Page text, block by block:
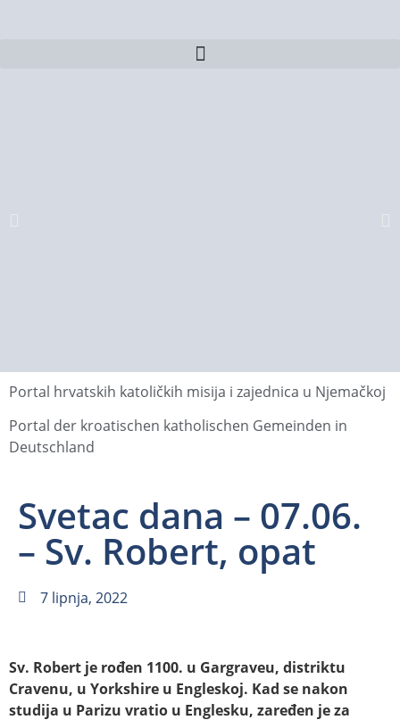
Portal hrvatskih katoličkih misija i zajednica u Njemačkoj
Portal der kroatischen katholischen Gemeinden in
Deutschland
Svetac dana – 07.06.
– Sv. Robert, opat
7 lipnja, 2022
Sv. Robert je rođen 1100. u Gargraveu, distriktu
Cravenu, u Yorkshire u Engleskoj. Kad se nakon
studija u Parizu vratio u Englesku, zaređen je za